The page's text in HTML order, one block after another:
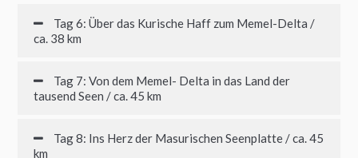
Tag 6: Über das Kurische Haff zum Memel-Delta /
ca. 38 km
Tag 7: Von dem Memel- Delta in das Land der
tausend Seen / ca. 45 km
Tag 8: Ins Herz der Masurischen Seenplatte / ca. 45
km